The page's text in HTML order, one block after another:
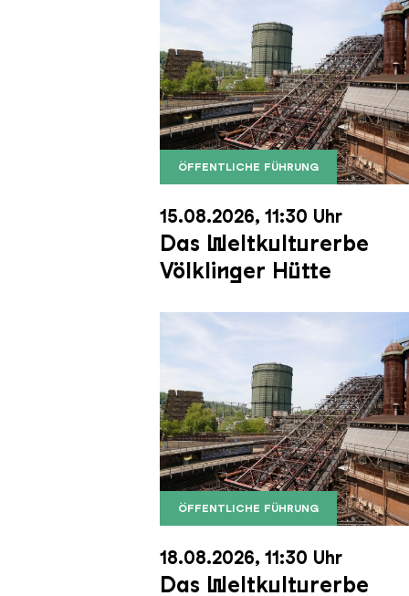
ÖFFENTLICHE FÜHRUNG
Der Erzschrägaufzug der
Copyright: Weltkulturerbe
15.08.2026, 11:30 Uhr
Das Weltkulturerbe
Völklinger Hütte
ÖFFENTLICHE FÜHRUNG
Der Erzschrägaufzug der
Copyright: Weltkulturerbe
18.08.2026, 11:30 Uhr
Das Weltkulturerbe